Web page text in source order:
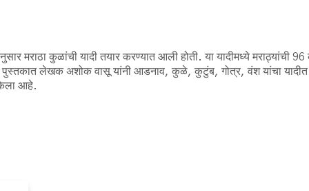
मराठा कुळांची यादी तयार करण्यात आली होती. या यादीमध्ये मराठ्यांची
लेखक अशोक वासू यांनी आडनाव, कुळे, कुटुंब, गोत्र, वंश यांचा
आहे.